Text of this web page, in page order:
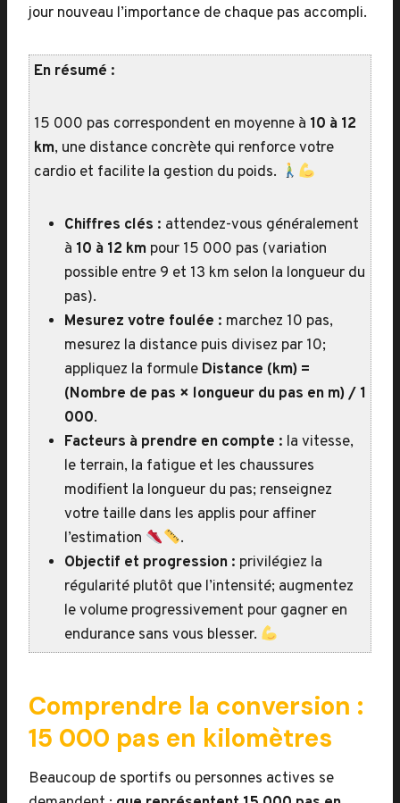
jour nouveau l’importance de chaque pas accompli.
En résumé :
15 000 pas correspondent en moyenne à 10 à 12
km, une distance concrète qui renforce votre
cardio et facilite la gestion du poids.
Chiffres clés : attendez-vous généralement
à 10 à 12 km pour 15 000 pas (variation
possible entre 9 et 13 km selon la longueur du
pas).
Mesurez votre foulée : marchez 10 pas,
mesurez la distance puis divisez par 10;
appliquez la formule Distance (km) =
(Nombre de pas × longueur du pas en m) / 1
000.
Facteurs à prendre en compte : la vitesse,
le terrain, la fatigue et les chaussures
modifient la longueur du pas; renseignez
votre taille dans les applis pour affiner
l’estimation
.
Objectif et progression : privilégiez la
régularité plutôt que l’intensité; augmentez
le volume progressivement pour gagner en
endurance sans vous blesser.
Comprendre la conversion :
15 000 pas en kilomètres
Beaucoup de sportifs ou personnes actives se